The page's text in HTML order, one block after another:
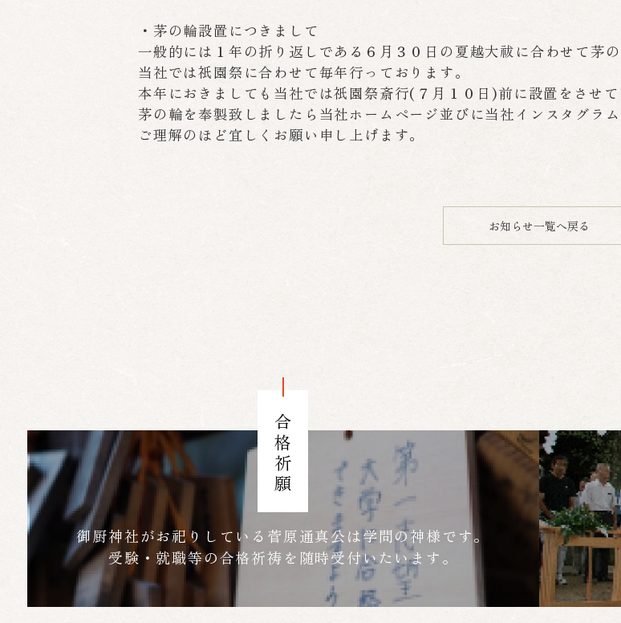
・茅の輪設置につきまして
一般的には１年の折り返しである６月３０日の夏越大祓に合わせて茅
当社では祇園祭に合わせて毎年行っております。
本年におきましても当社では祇園祭斎行(７月１０日)前に設置をさせて
茅の輪を奉製致しましたら当社ホームページ並びに当社インスタグラ
ご理解のほど宜しくお願い申し上げます。
お知らせ一覧へ戻る
合格祈願
御厨神社がお祀りしている菅原通真公は学問の神様です。
受験・就職等の合格祈祷を随時受付いたいます。